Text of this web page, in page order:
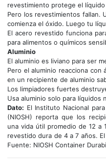
revestimiento protege el
Pero los revestimientos fallan.
comienza el óxido. Luego tu
El acero revestido funciona
para alimentos o químicos
Aluminio
El aluminio es liviano para ser
Pero el aluminio reacciona con
en un recipiente de aluminio
Los limpiadores fuertes
Usa aluminio solo para líquidos
Dato: El Instituto Nacional
(NIOSH) reporta que los
una vida útil promedio de 12 a
revestido dura de 4 a 7 años.
Fuente: NIOSH Container